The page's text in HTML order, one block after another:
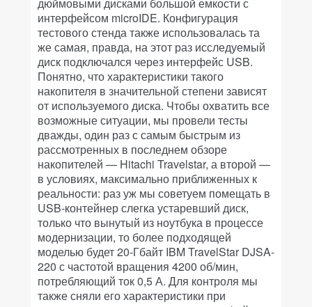
интерфейсом microIDE. Конфигурация
тестового стенда также использовалась та
же самая, правда, на этот раз исследуемый
диск подключался через интерфейс USB.
Понятно, что характеристики такого
накопителя в значительной степени зависят
от используемого диска. Чтобы охватить все
возможные ситуации, мы провели тесты
дважды, один раз с самым быстрым из
рассмотренных в последнем обзоре
накопителей — Hitachi Travelstar, а второй —
в условиях, максимально приближенных к
реальности: раз уж мы советуем помещать в
USB-контейнер слегка устаревший диск,
только что вынутый из ноутбука в процессе
модернизации, то более подходящей
моделью будет 20-Гбайт IBM TravelStar DJSA-
220 с частотой вращения 4200 об/мин,
потребляющий ток 0,5 А. Для контроля мы
также сняли его характеристики при